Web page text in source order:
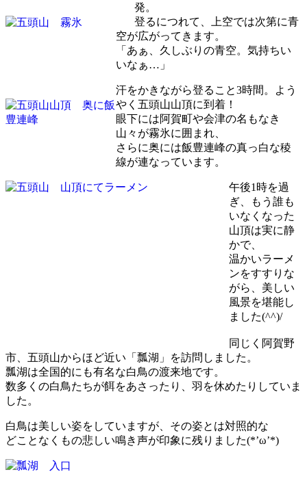
発。
登るにつれて、上空では次第に青
空が広がってきます。
「あぁ、久しぶりの青空。気持ちい
いなぁ…」
汗をかきながら登ること3時間 。よう
やく 五頭山山頂に到着！
眼下には阿賀町や会津の名もなき
山々が霧氷に囲まれ、
さらに奥には飯豊連峰の真っ白な稜
線が連なっています。
午後1時を過
ぎ、もう誰も
いなくなった
山頂は実に静
かで、
温かいラーメ
ンをすすりな
がら、美しい
風景を堪能し
ました(^^)/
同じく阿賀野
市、五頭山からほど近い 「瓢湖」
を訪問しました。
瓢湖は全国的にも有名な白鳥の渡来地です。
数多くの白鳥たちが餌をあさったり、羽を休めたりしていま
した。
白鳥は美しい姿をしていますが、その姿とは対照的な
どことなく もの悲しい鳴き声が印象に残りました(*’ω’*)